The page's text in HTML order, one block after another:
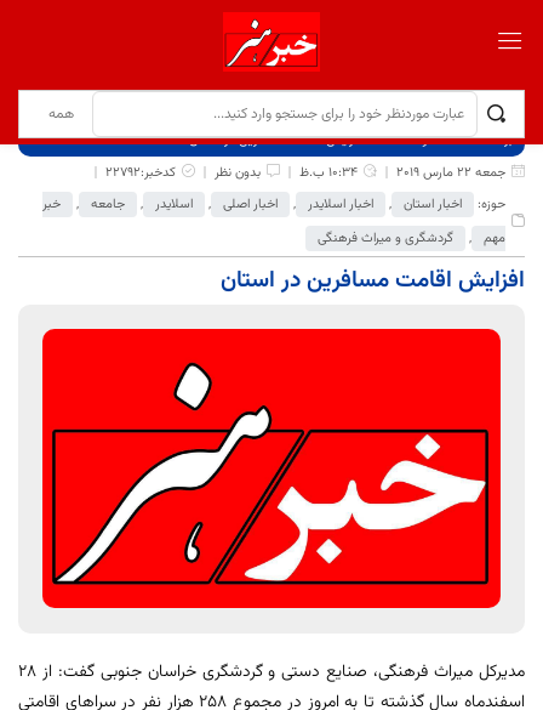
برگ نخست نوشته‌ها
افزایش اقامت مسافرین در استان
جمعه 22 مارس 2019
10:34 ب.ظ بدون نظر
کدخبر:22792
حوزه:
اخبار استان , اخبار اسلایدر , اخبار اصلی , اسلایدر , جامعه ,
خبر
مهم , گردشگری و میراث فرهنگی
افزایش اقامت مسافرین در استان
مدیرکل میراث فرهنگی، صنایع دستی و گردشگری خراسان جنوبی گفت: از 28
اسفندماه سال گذشته تا به امروز در مجموع 258 هزار نفر در سراهای اقامتی